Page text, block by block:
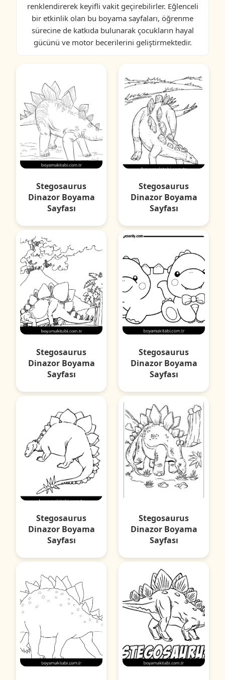
renklendirerek keyifli vakit geçirebilirler. Eğlenceli
bir etkinlik olan bu boyama sayfaları, öğrenme
sürecine de katkıda bulunarak çocukların hayal
gücünü ve motor becerilerini geliştirmektedir.
Stegosaurus
Dinazor Boyama
Sayfası
Stegosaurus
Dinazor Boyama
Sayfası
Stegosaurus
Dinazor Boyama
Sayfası
Stegosaurus
Dinazor Boyama
Sayfası
Stegosaurus
Dinazor Boyama
Sayfası
Stegosaurus
Dinazor Boyama
Sayfası